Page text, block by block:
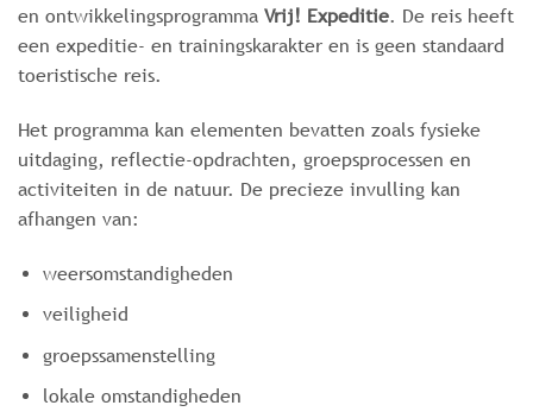
en ontwikkelingsprogramma Vrij! Expeditie. De reis heeft
een expeditie- en trainingskarakter en is geen standaard
toeristische reis.
Het programma kan elementen bevatten zoals fysieke
uitdaging, reflectie-opdrachten, groepsprocessen en
activiteiten in de natuur. De precieze invulling kan
afhangen van:
weersomstandigheden
veiligheid
groepssamenstelling
lokale omstandigheden